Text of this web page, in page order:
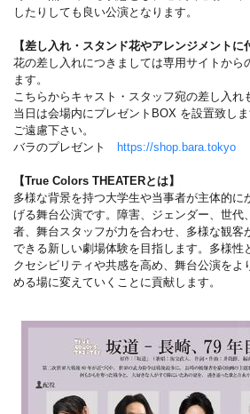
したりしても良い公演となります。
【差し入れ・スタンド花やアレンジメントに
花の差し入れにつきましては専用サイトから
ます。
こちらからキャスト・スタッフ宛の差し入れ
当日は会場内にプレゼントBOX を設置致し
ご遠慮下さい。
バラのプレゼント
https://shop.bara.tokyo
【True Colors THEATERとは】
多様な背景を持つ大学生や当事者が主体的に
げる舞台公演です。障害、ジェンダー、世代
者、舞台スタッフが力を合わせ、多様な観客
できる新しい劇場体験を目指します。多様性
クセシビリティや共感を高め、舞台公演をよ
める場に変えていくことに貢献します。